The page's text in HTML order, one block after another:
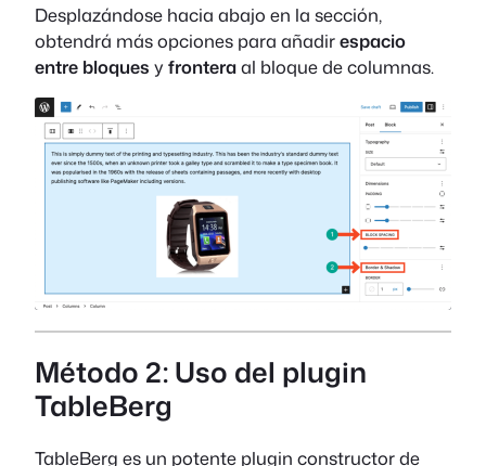
Desplazándose hacia abajo en la sección,
obtendrá más opciones para añadirespacio
entre bloques yfronteraal bloque de columnas.
Método 2: Uso del plugin
TableBerg
TableBerg es un potente plugin constructor de